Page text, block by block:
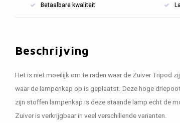
Betaalbare kwaliteit
Beschrijving
Het is niet moeilijk om te raden waar de Zuiver Tripod
waar de lampenkap op is geplaatst. Deze hoge
zijn stoffen lampenkap is deze staande lamp echt de
Zuiver is verkrijgbaar in veel verschillende varianten.